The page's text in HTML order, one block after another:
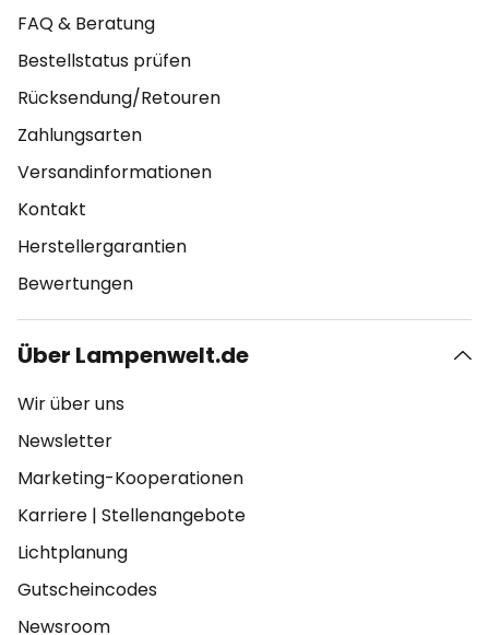
FAQ & Beratung
Bestellstatus prüfen
Rücksendung/Retouren
Zahlungsarten
Versandinformationen
Kontakt
Herstellergarantien
Bewertungen
Über Lampenwelt.de
Wir über uns
Newsletter
Marketing-Kooperationen
Karriere | Stellenangebote
Lichtplanung
Gutscheincodes
Newsroom